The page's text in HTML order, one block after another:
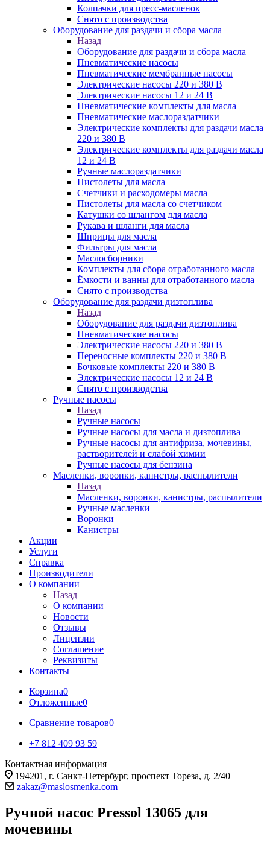
Колпачки для пресс-масленок
Снято с производства
Оборудование для раздачи и сбора масла
Назад
Оборудование для раздачи и сбора масла
Пневматические насосы
Пневматические мембранные насосы
Электрические насосы 220 и 380 В
Электрические насосы 12 и 24 В
Пневматические комплекты для масла
Пневматические маслораздатчики
Электрические комплекты для раздачи масла
220 и 380 В
Электрические комплекты для раздачи масла
12 и 24 В
Ручные маслораздатчики
Пистолеты для масла
Счетчики и расходомеры масла
Пистолеты для масла со счетчиком
Катушки со шлангом для масла
Рукава и шланги для масла
Шприцы для масла
Фильтры для масла
Маслосборники
Комплекты для сбора отработанного масла
Ёмкости и ванны для отработанного масла
Снято с производства
Оборудование для раздачи дизтоплива
Назад
Оборудование для раздачи дизтоплива
Пневматические насосы
Электрические насосы 220 и 380 В
Переносные комплекты 220 и 380 В
Бочковые комплекты 220 и 380 В
Электрические насосы 12 и 24 В
Снято с производства
Ручные насосы
Назад
Ручные насосы
Ручные насосы для масла и дизтоплива
Ручные насосы для антифриза, мочевины,
растворителей и слабой химии
Ручные насосы для бензина
Масленки, воронки, канистры, распылители
Назад
Масленки, воронки, канистры, распылители
Ручные масленки
Воронки
Канистры
Акции
Услуги
Справка
Производители
О компании
Назад
О компании
Новости
Отзывы
Лицензии
Соглашение
Реквизиты
Контакты
Корзина0
Отложенные0
Сравнение товаров0
+7 812 409 93 59
Контактная информация
194201, г. Санкт-Петербург, проспект Тореза, д. 2/40
zakaz@maslosmenka.com
Ручной насос Pressol 13065 для
мочевины